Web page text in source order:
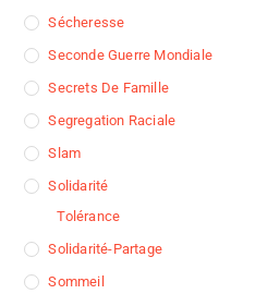
Sécheresse
Seconde Guerre Mondiale
Secrets De Famille
Segregation Raciale
Slam
Solidarité
Tolérance
Solidarité-Partage
Sommeil